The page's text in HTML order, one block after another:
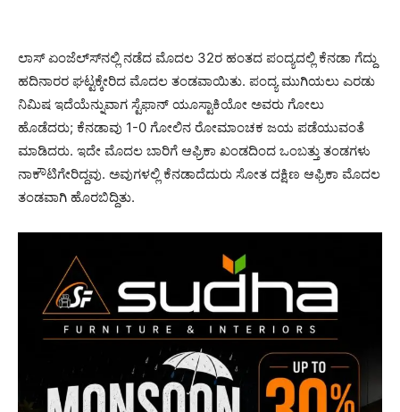
ಲಾಸ್ ಏಂಜೆಲ್ಸ್‍ನಲ್ಲಿ ನಡೆದ ಮೊದಲ 32ರ ಹಂತದ ಪಂದ್ಯದಲ್ಲಿ ಕೆನಡಾ ಗೆದ್ದು
ಹದಿನಾರರ ಘಟ್ಟಕ್ಕೇರಿದ ಮೊದಲ ತಂಡವಾಯಿತು. ಪಂದ್ಯ ಮುಗಿಯಲು ಎರಡು
ನಿಮಿಷ ಇದೆಯೆನ್ನುವಾಗ ಸ್ಟೆಫಾನ್ ಯೂಸ್ಟಾಕಿಯೋ ಅವರು ಗೋಲು
ಹೊಡೆದರು; ಕೆನಡಾವು 1-0 ಗೋಲಿನ ರೋಮಾಂಚಕ ಜಯ ಪಡೆಯುವಂತೆ
ಮಾಡಿದರು. ಇದೇ ಮೊದಲ ಬಾರಿಗೆ ಆಫ್ರಿಕಾ ಖಂಡದಿಂದ ಒಂಬತ್ತು ತಂಡಗಳು
ನಾಕೌಟಿಗೇರಿದ್ದವು. ಅವುಗಳಲ್ಲಿ ಕೆನಡಾದೆದುರು ಸೋತ ದಕ್ಷಿಣ ಆಫ್ರಿಕಾ ಮೊದಲ
ತಂಡವಾಗಿ ಹೊರಬಿದ್ದಿತು.